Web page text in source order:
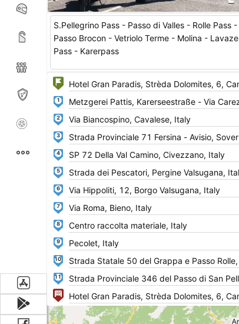
S.Pellegrino Pass - Passo di Valles - Rolle Pass -
Passo Brocon - Vetriolo Terme - Molina - Lavaze
Pass - Karerpass
1
2
3
4
5
6
7
8
9
10
11